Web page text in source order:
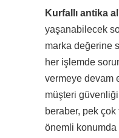
Kurfallı antika
yaşanabilecek
marka değerine
her işlemde
vermeye devam
müşteri
beraber, pek çok
önemli konumda